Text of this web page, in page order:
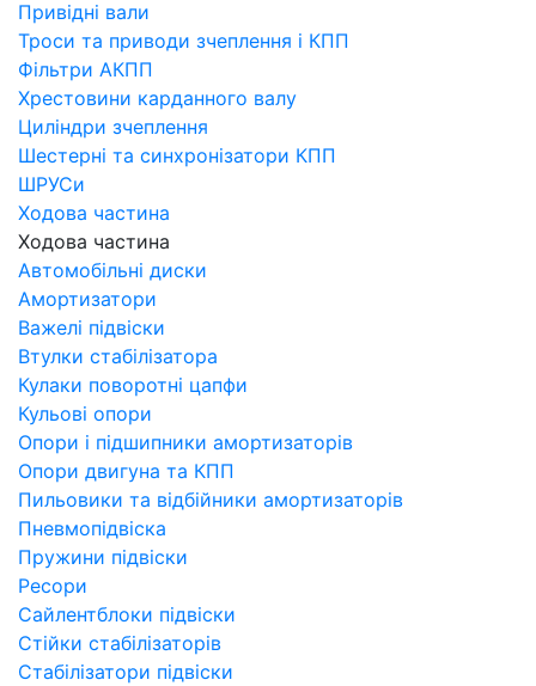
Привідні вали
Троси та приводи зчеплення і КПП
Фільтри АКПП
Хрестовини карданного валу
Циліндри зчеплення
Шестерні та синхронізатори КПП
ШРУСи
Ходова частина
Ходова частина
Автомобільні диски
Амортизатори
Важелі підвіски
Втулки стабілізатора
Кулаки поворотні цапфи
Кульові опори
Опори і підшипники амортизаторів
Опори двигуна та КПП
Пильовики та відбійники амортизаторів
Пневмопідвіска
Пружини підвіски
Ресори
Сайлентблоки підвіски
Стійки стабілізаторів
Стабілізатори підвіски